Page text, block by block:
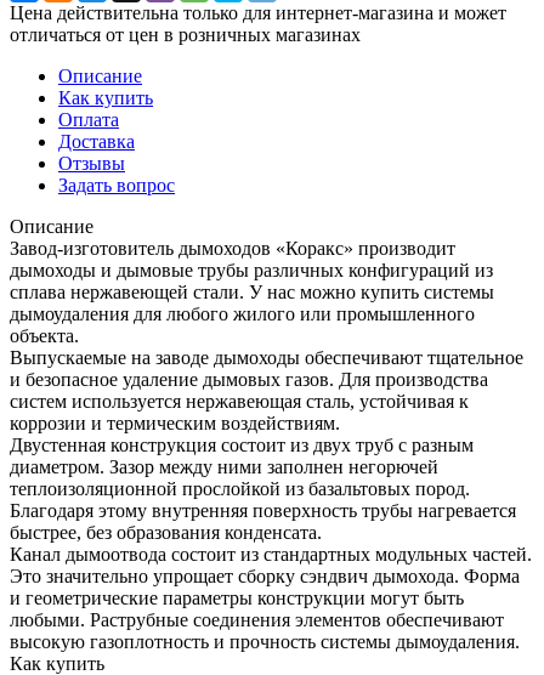
Цена действительна только для интернет-магазина и может
отличаться от цен в розничных магазинах
Описание
Как купить
Оплата
Доставка
Отзывы
Задать вопрос
Описание
Завод-изготовитель дымоходов «Коракс» производит
дымоходы и дымовые трубы различных конфигураций из
сплава нержавеющей стали. У нас можно купить системы
дымоудаления для любого жилого или промышленного
объекта.
Выпускаемые на заводе дымоходы обеспечивают тщательное
и безопасное удаление дымовых газов. Для производства
систем используется нержавеющая сталь, устойчивая к
коррозии и термическим воздействиям.
Двустенная конструкция состоит из двух труб с разным
диаметром. Зазор между ними заполнен негорючей
теплоизоляционной прослойкой из базальтовых пород.
Благодаря этому внутренняя поверхность трубы нагревается
быстрее, без образования конденсата.
Канал дымоотвода состоит из стандартных модульных частей.
Это значительно упрощает сборку сэндвич дымохода. Форма
и геометрические параметры конструкции могут быть
любыми. Раструбные соединения элементов обеспечивают
высокую газоплотность и прочность системы дымоудаления.
Как купить